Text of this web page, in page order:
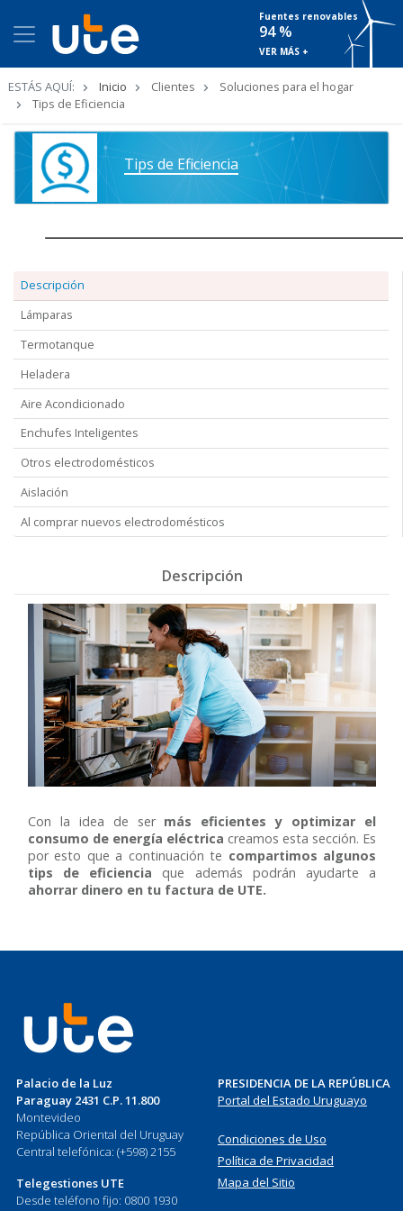
Fuentes renovables
94 %
VER MÁS +
ESTÁS AQUÍ: Inicio Clientes
Soluciones para el hogar
Tips de Eficiencia
Tips de Eficiencia
Descripción
Lámparas
Termotanque
Heladera
Aire Acondicionado
Enchufes Inteligentes
Otros electrodomésticos
Aislación
Al comprar nuevos electrodomésticos
Descripción
Con la idea de ser más eficientes y optimizar el
consumo de energía eléctrica creamos esta sección. Es
por esto que a continuación te compartimos algunos
tips de eficiencia que además podrán ayudarte a
ahorrar dinero en tu factura de UTE.
Palacio de la Luz
Paraguay 2431 C.P. 11.800
Montevideo
República Oriental del Uruguay
Central telefónica: (+598) 2155
Telegestiones UTE
Desde teléfono fijo: 0800 1930
PRESIDENCIA DE LA REPÚBLICA
Portal del Estado Uruguayo
Condiciones de Uso
Política de Privacidad
Mapa del Sitio